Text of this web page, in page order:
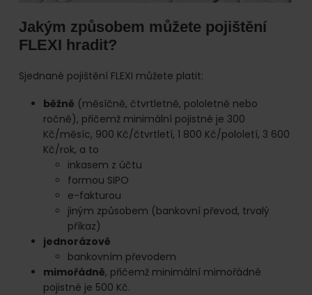
Jakým způsobem můžete pojištění
FLEXI hradit?
Sjednané pojištění FLEXI můžete platit:
běžně (měsíčně, čtvrtletně, pololetně nebo
ročně), přičemž minimální pojistné je 300
Kč/měsíc, 900 Kč/čtvrtletí, 1 800 Kč/pololetí, 3 600
Kč/rok, a to
inkasem z účtu
formou SIPO
e-fakturou
jiným způsobem (bankovní převod, trvalý
příkaz)
jednorázově
bankovním převodem
mimořádně, přičemž minimální mimořádné
pojistné je 500 Kč.